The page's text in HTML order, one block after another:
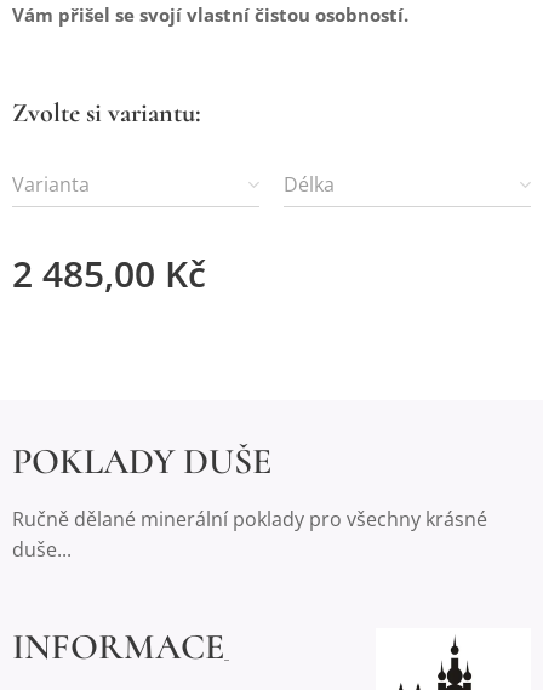
Vám přišel se svojí vlastní čistou osobností.
Zvolte si variantu:
Varianta Délka
2 485,00 Kč
POKLADY DUŠE
Ručně dělané minerální poklady pro všechny krásné
duše...
INFORMACE